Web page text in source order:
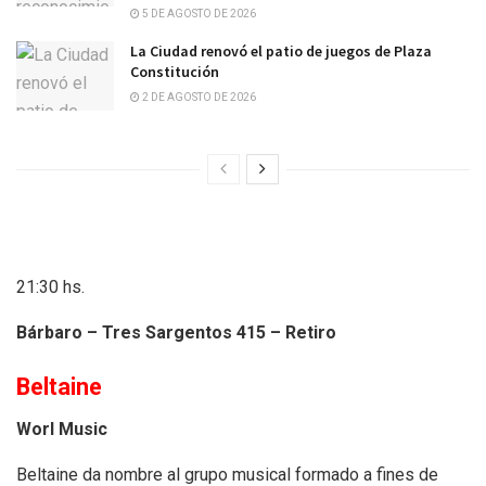
5 DE AGOSTO DE 2026
La Ciudad renovó el patio de juegos de Plaza
Constitución
2 DE AGOSTO DE 2026
21:30 hs.
Bárbaro – Tres Sargentos 415 – Retiro
Beltaine
Worl Music
Beltaine da nombre al grupo musical formado a fines de